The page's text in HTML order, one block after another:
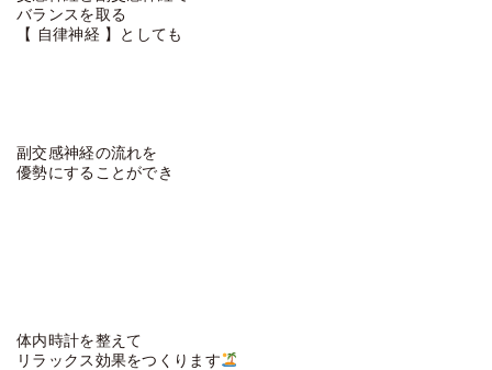
バランスを取る
【 自律神経 】としても
副交感神経の流れを
優勢にすることができ
体内時計を整えて
リラックス効果をつくります